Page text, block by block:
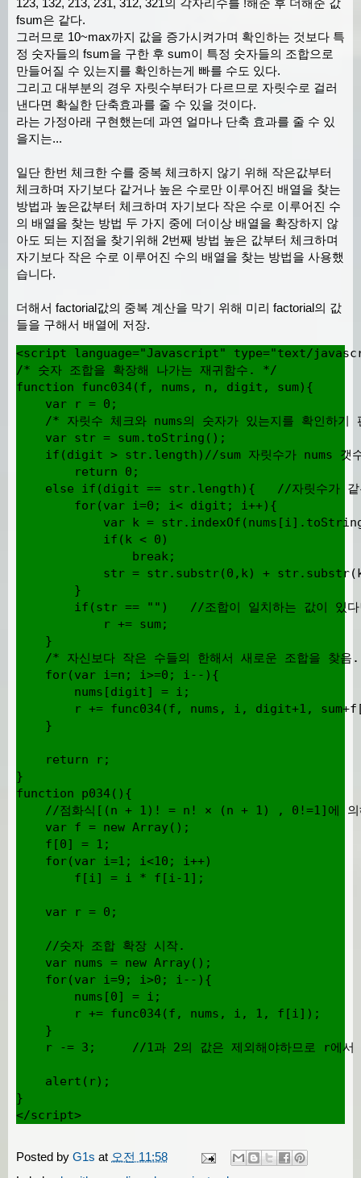
fsum은 같다.
그러므로 10~max까지 값을 증가시켜가며 확인하는 것보다 특
정 숫자들의 fsum을 구한 후 sum이 특정 숫자들의 조합으로
만들어질 수 있는지를 확인하는게 빠를 수도 있다.
그리고 대부분의 경우 자릿수부터가 다르므로 자릿수로 걸러
낸다면 확실한 단축효과를 줄 수 있을 것이다.
라는 가정아래 구현했는데 과연 얼마나 단축 효과를 줄 수 있
을지는...
일단 한번 체크한 수를 중복 체크하지 않기 위해 작은값부터
체크하며 자기보다 같거나 높은 수로만 이루어진 배열을 찾는
방법과 높은값부터 체크하며 자기보다 작은 수로 이루어진 수
의 배열을 찾는 방법 두 가지 중에 더이상 배열을 확장하지 않
아도 되는 지점을 찾기위해 2번째 방법 높은 값부터 체크하며
자기보다 작은 수로 이루어진 수의 배열을 찾는 방법을 사용했
습니다.
더해서 factorial값의 중복 계산을 막기 위해 미리 factorial의 값
들을 구해서 배열에 저장.
<script language="Javascript" type="text/
/* 숫자 조합을 확장해 나가는 재귀함수. */
function func034(f, nums, n, digit, sum){
    var r = 0;
/* 자릿수 체크와 nums의 숫자가 있는지를 확인하기
    var str = sum.toString();
if(digit > str.length)//sum 자릿수가 nums 갯수
        return 0;
else if(digit == str.length){   //자릿수가 같
        for(var i=0; i< digit; i++){
var k =
            if(k < 0)
                break;
str = str.substr(0,k) +
        }
if(str == "")   //조합이 일치하는 값이 있다
            r += sum;
    }
/* 자신보다 작은 수들의 한해서 새로운 조합을 찾음
    for(var i=n; i>=0; i--){
        nums[digit] = i;
r += func034(f, nums, i, digit+1,
    }
    return r;
}
function p034(){
//점화식[(n + 1)! = n! × (n + 1) , 0!=1]에 의
    var f = new Array();
    f[0] = 1;
    for(var i=1; i<10; i++)
        f[i] = i * f[i-1];
    var r = 0;
    //숫자 조합 확장 시작.
    var nums = new Array();
    for(var i=9; i>0; i--){
        nums[0] = i;
        r += func034(f, nums, i, 1, f[i]);
    }
r -= 3;     //1과 2의 값은 제외해야하므로 r에서
    alert(r);
}
Posted by G1s at 오전 11:58